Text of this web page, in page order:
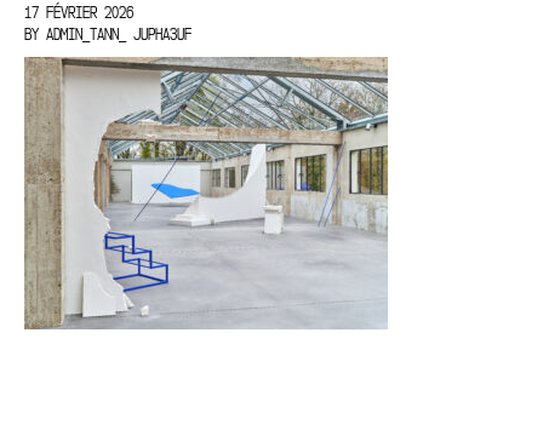
17 FÉVRIER 2026
BY ADMIN_TANN_ JUPHA3UF